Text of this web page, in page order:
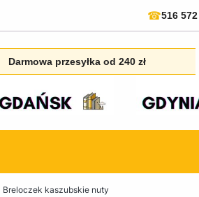
☎516
Darmowa przesyłka od 240 zł
Breloczek kaszubskie nuty